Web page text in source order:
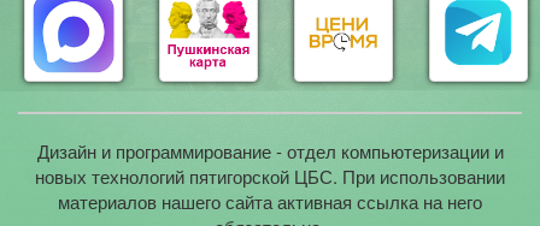
Дизайн и программирование - отдел компьютеризации и
новых технологий пятигорской ЦБС. При использовании
материалов нашего сайта активная ссылка на него